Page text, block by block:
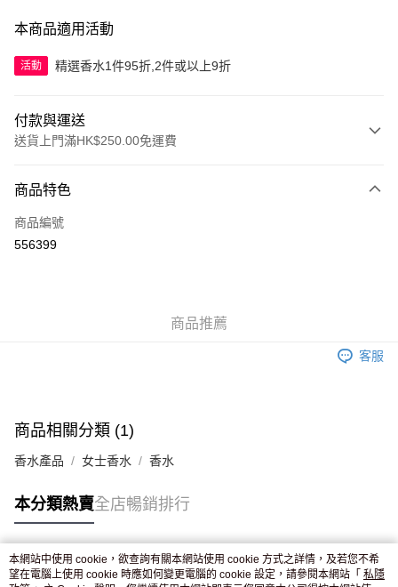
本商品適用活動
活動 精選香水1件95折,2件或以上9折
付款與運送
送貨上門滿HK$250.00免運費
信用卡
Apple Pay
付款後門市自取，訂單確認後2-4個工作天到店，7天內取。逾期後
商品特色
商品編號
556399
商品推薦
客服
商品相關分類 (1)
香水產品 女士香水 香水
本分類熱賣全店暢銷排行
熱門標籤
本網站中使用 cookie，欲查詢有關本網站使用 cookie 方式之詳情，及若您不希
望在電腦上使用 cookie 時應如何變更電腦的 cookie 設定，請參閱本網站「 私隱